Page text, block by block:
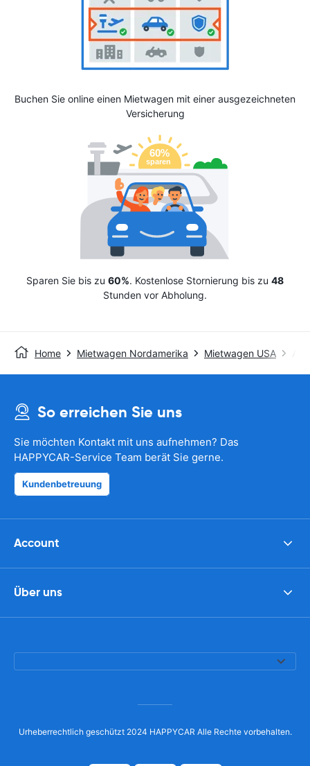
Buchen Sie online einen Mietwagen mit einer ausgezeichneten
Versicherung
Sparen Sie bis zu 60%. Kostenlose Stornierung bis zu 48
Stunden vor Abholung.
Home Mietwagen Nordamerika Mietwagen USA
So erreichen Sie uns
Sie möchten Kontakt mit uns aufnehmen? Das
HAPPYCAR-Service Team berät Sie gerne.
Kundenbetreuung
Account
Über uns
Urheberrechtlich geschützt 2024 HAPPYCAR Alle Rechte vorbehalten.